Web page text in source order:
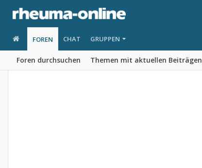
FOREN
Foren durchsuchen Themen mit aktuellen Beiträgen
CHAT GRUPPEN